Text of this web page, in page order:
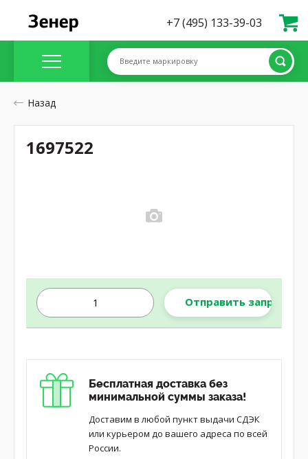
+7 (495) 133-39-03
Введите маркировку
Назад
Отправить запрос
Бесплатная доставка без
минимальной суммы заказа!
Доставим в любой пункт выдачи СДЭК
или курьером до вашего адреса по всей
России.
1697522